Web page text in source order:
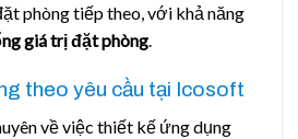
phòng tiếp theo, với khả năng
giá trị đặt phòng.
theo yêu cầu tại Icosoft
về việc thiết kế ứng dụng